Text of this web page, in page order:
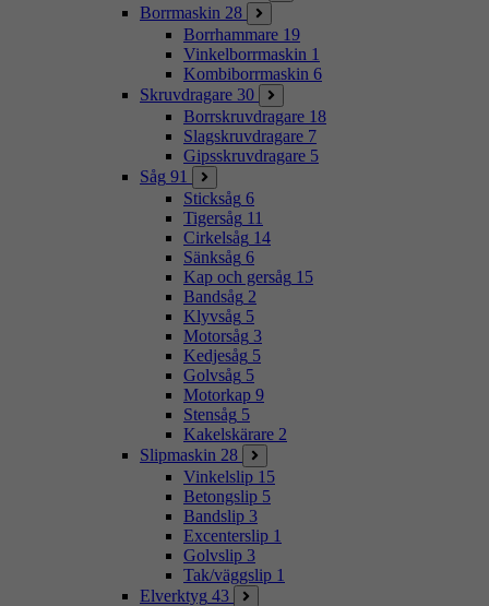
Borrmaskin 28
Borrhammare 19
Vinkelborrmaskin 1
Kombiborrmaskin 6
Skruvdragare 30
Borrskruvdragare 18
Slagskruvdragare 7
Gipsskruvdragare 5
Såg 91
Sticksåg 6
Tigersåg 11
Cirkelsåg 14
Sänksåg 6
Kap och gersåg 15
Bandsåg 2
Klyvsåg 5
Motorsåg 3
Kedjesåg 5
Golvsåg 5
Motorkap 9
Stensåg 5
Kakelskärare 2
Slipmaskin 28
Vinkelslip 15
Betongslip 5
Bandslip 3
Excenterslip 1
Golvslip 3
Tak/väggslip 1
Elverktyg 43